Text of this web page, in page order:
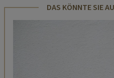
DAS KÖNNTE SIE